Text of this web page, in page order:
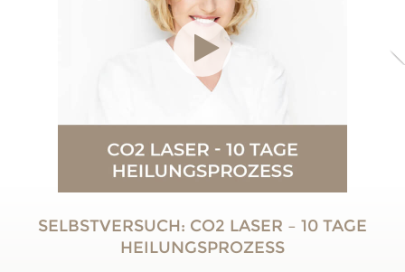
SELBSTVERSUCH: CO2 LASER – 10 TAGE
HEILUNGSPROZESS